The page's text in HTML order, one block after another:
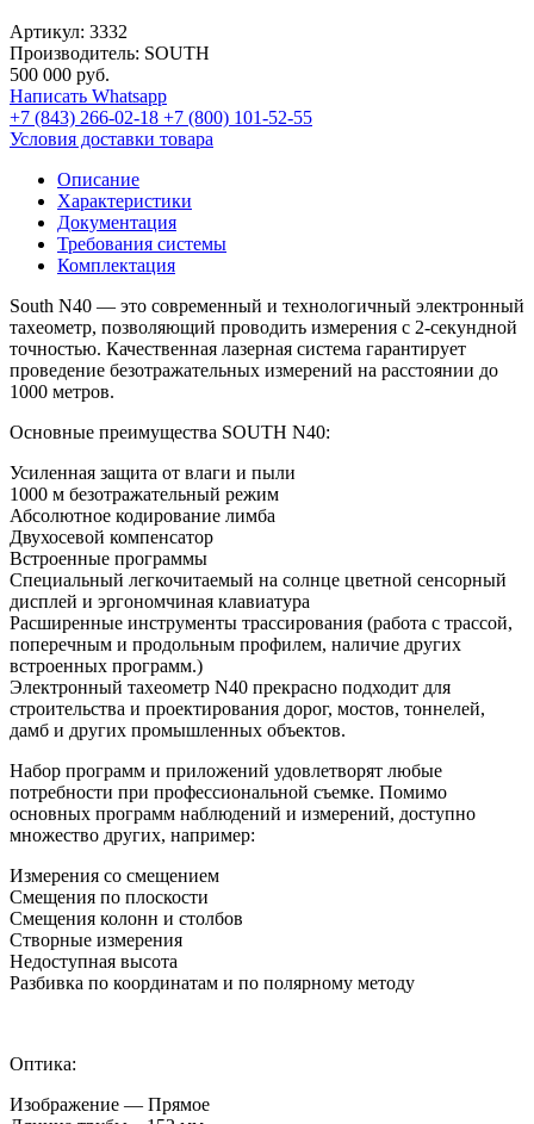
Артикул: 3332
Производитель: SOUTH
500 000 руб.
Написать Whatsapp
+7 (843) 266-02-18 +7 (800) 101-52-55
Условия доставки товара
Описание
Характеристики
Документация
Требования системы
Комплектация
South N40 — это современный и технологичный электронный
тахеометр, позволяющий проводить измерения с 2-секундной
точностью. Качественная лазерная система гарантирует
проведение безотражательных измерений на расстоянии до
1000 метров.
Основные преимущества SOUTH N40:
Усиленная защита от влаги и пыли
1000 м безотражательный режим
Абсолютное кодирование лимба
Двухосевой компенсатор
Встроенные программы
Специальный легкочитаемый на солнце цветной сенсорный
дисплей и эргономчиная клавиатура
Расширенные инструменты трассирования (работа с трассой,
поперечным и продольным профилем, наличие других
встроенных программ.)
Электронный тахеометр N40 прекрасно подходит для
строительства и проектирования дорог, мостов, тоннелей,
дамб и других промышленных объектов.
Набор программ и приложений удовлетворят любые
потребности при профессиональной съемке. Помимо
основных программ наблюдений и измерений, доступно
множество других, например:
Измерения со смещением
Смещения по плоскости
Смещения колонн и столбов
Створные измерения
Недоступная высота
Разбивка по координатам и по полярному методу
Оптика:
Изображение — Прямое